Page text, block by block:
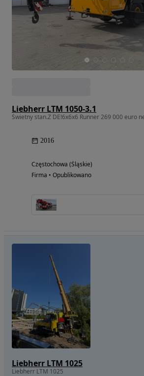
Liebherr LTM 1050-3.1
Świetny stan.Z DE!6x6x6 Runner 269 000 euro
2016
Częstochowa (Śląskie)
Firma • Opublikowano
Liebherr LTM 1025
Liebherr LTM 1025